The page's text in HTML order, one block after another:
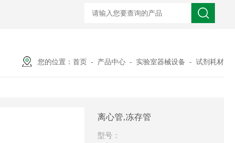
您的位置： 首页 - 产品中心 - 实验室器械设备 - 试剂耗材
离心管,冻存管
型号：